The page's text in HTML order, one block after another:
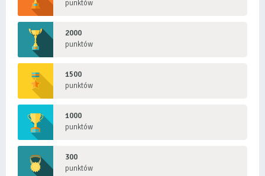
punktów
2000
punktów
1500
punktów
1000
punktów
300
punktów